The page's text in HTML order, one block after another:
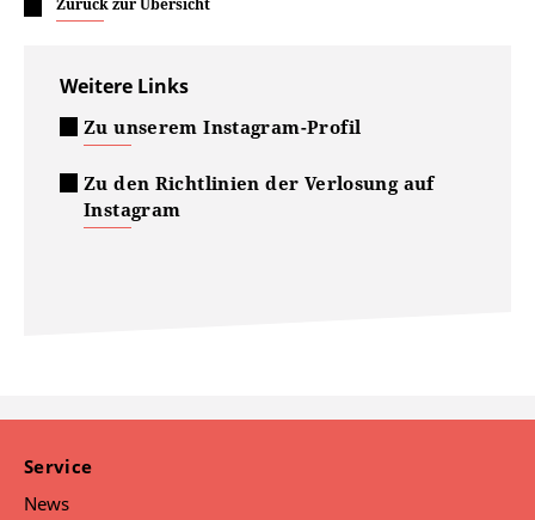
Zurück zur Übersicht
Weitere Links
Zu unserem Instagram-Profil
Zu den Richtlinien der Verlosung auf
Instagram
Service
News